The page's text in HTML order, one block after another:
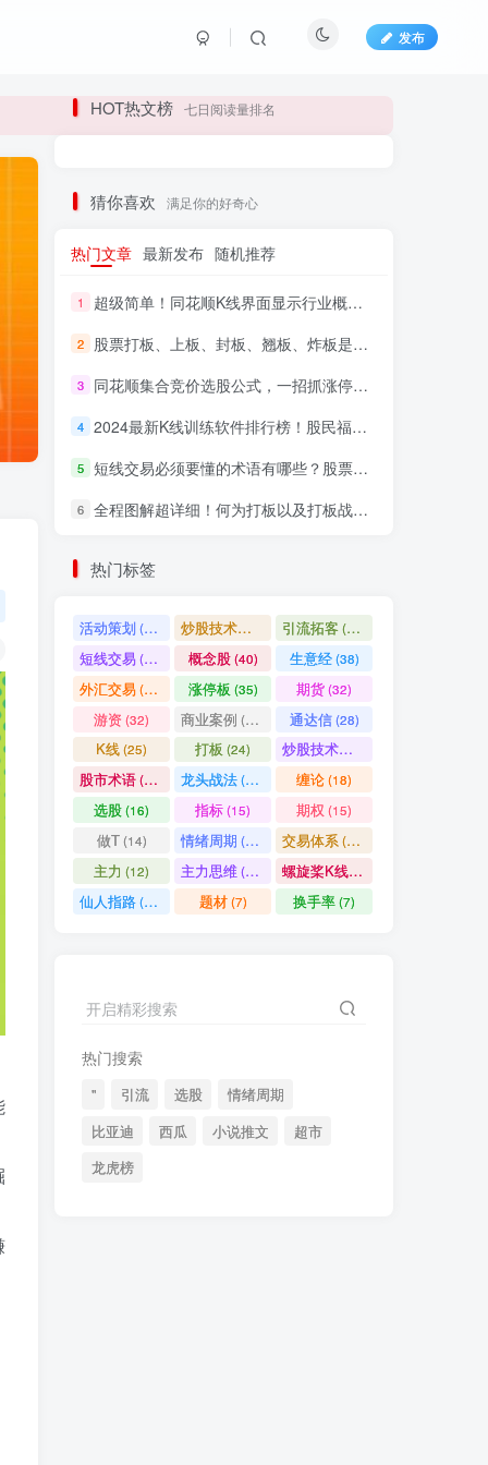
发布
新各大精品创业项目！
HOT热文榜 七日阅读量排名
猜你喜欢 满足你的好奇心
热门文章 最新发布 随机推荐
1 超级简单！同花顺K线界面显示行业概念指标代码图解
2 股票打板、上板、封板、翘板、炸板是什么意思？炒股你必须懂的暗语！
3 同花顺集合竞价选股公式，一招抓涨停让你秒变打板高手！
4 2024最新K线训练软件排行榜！股民福利，十款专业分析工具全揭秘！
5 短线交易必须要懂的术语有哪些？股票分时水上、水下是什么意思？
6 全程图解超详细！何为打板以及打板战法的精髓
热门标签
活动策划(49) 炒股技术指标 (48)引流拓客(46)
短线交易(40) 概念股(40) 生意经(38)
外汇交易(37) 涨停板 (35) 期货(32)
游资 (32) 商业案例 (30) 通达信(28)
K线(25) 打板 (24) 炒股技术形态
股市术语(21) 龙头战法(20) 缠论(18)
选股(16) 指标(15) 期权 (15)
做T(14) 情绪周期 (14) 交易体系(12)
主力 (12) 主力思维(12) 螺旋桨K线
(11)
仙人指路(10) 题材(7) 换手率(7)
开启精彩搜索
热门搜索
" 引流 选股
情绪周期
比亚迪
西瓜 小说推文
超市
龙虎榜
登录 注册
七日阅读量排名
满足你的好奇心
热门文章 最新发布 随机推荐
1 超级简单！同花顺K线界面显示行业概念指标代码图解
2 股票打板、上板、封板、翘板、炸板是什么意思？炒股你必须懂的暗语！
短线交易必须要懂的术语有哪些？股票分时水上、水下是什么意思？
6 全程图解超详细！何为打板以及打板战法的精髓